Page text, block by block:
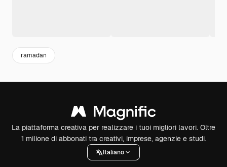
ramadan
La piattaforma creativa per realizzare i tuoi migliori lavori. Oltre
1 milione di abbonati tra creativi, imprese, agenzie e studi.
Italiano